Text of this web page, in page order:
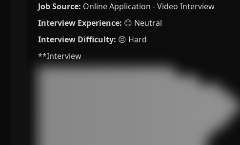
Job Source: Online Application - Video Interview
Interview Experience: 😐 Neutral
Interview Difficulty: 😣 Hard
**Interview
███████████████████████████████████
█████████████████████████████████████████
███████████████████████████████████████████████
██████████████████████████████████████████████████
██████████████████████████████████████████████████
████████████████████████████████████████████████
█████████████████████████████████████████████